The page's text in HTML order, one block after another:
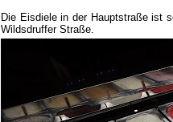
Die Eisdiele in der Hauptstraße ist
Wildsdruffer Straße.